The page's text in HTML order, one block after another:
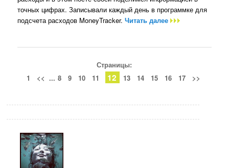
точных цифрах. Записывали каждый день в программке для
подсчета расходов MoneyTracker.Читать далее
Страницы:
1
<< ... 8 9 10 11 12 13 14 15 16 17 >>